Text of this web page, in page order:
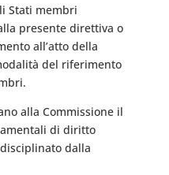
Stati membri
presente direttiva o
all’atto della
del riferimento
alla Commissione il
di diritto
dalla